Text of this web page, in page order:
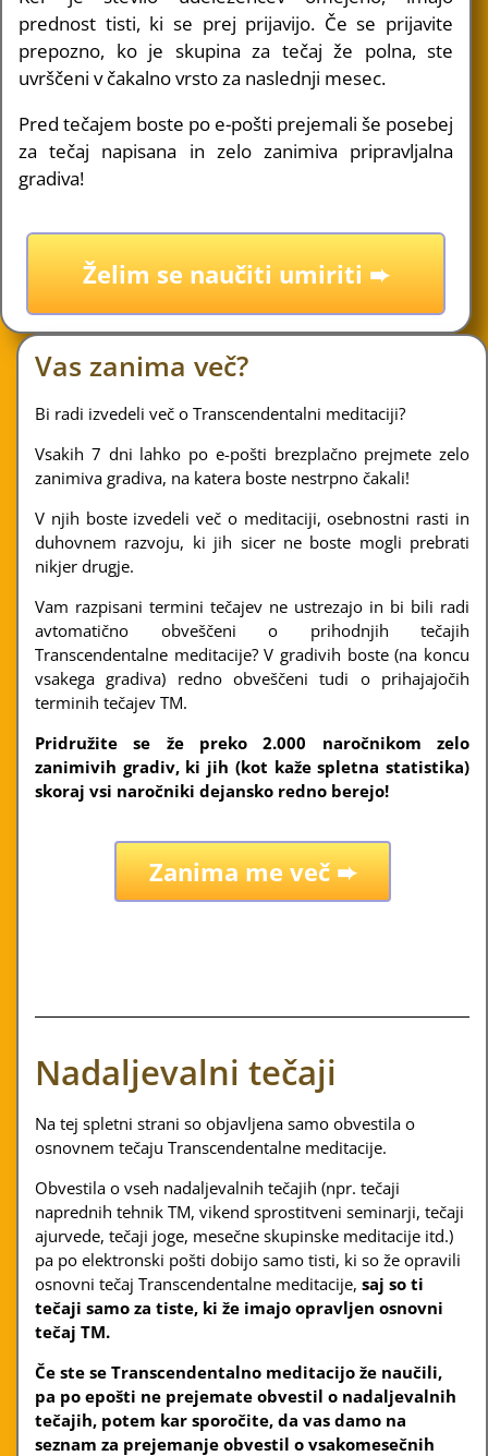
prednost tisti, ki se prej prijavijo. Če se prijavite
prepozno, ko je skupina za tečaj že polna, ste
uvrščeni v čakalno vrsto za naslednji mesec.
Pred tečajem boste po e-pošti prejemali še posebej
za tečaj napisana in zelo zanimiva pripravljalna
gradiva!
Želim se naučiti umiriti ➨
Vas zanima več?
Bi radi izvedeli več o Transcendentalni meditaciji?
Vsakih 7 dni lahko po e-pošti brezplačno prejmete zelo
zanimiva gradiva, na katera boste nestrpno čakali!
V njih boste izvedeli več o meditaciji, osebnostni rasti in
duhovnem razvoju, ki jih sicer ne boste mogli prebrati
nikjer drugje.
Vam razpisani termini tečajev ne ustrezajo in bi bili radi
avtomatično obveščeni o prihodnjih tečajih
Transcendentalne meditacije? V gradivih boste (na koncu
vsakega gradiva) redno obveščeni tudi o prihajajočih
terminih tečajev TM.
Pridružite se že preko 2.000 naročnikom zelo
zanimivih gradiv, ki jih (kot kaže spletna statistika)
skoraj vsi naročniki dejansko redno berejo!
Zanima me več ➨
Nadaljevalni tečaji
Na tej spletni strani so objavljena samo obvestila o
osnovnem tečaju Transcendentalne meditacije.
Obvestila o vseh nadaljevalnih tečajih (npr. tečaji
naprednih tehnik TM, vikend sprostitveni seminarji, tečaji
ajurvede, tečaji joge, mesečne skupinske meditacije itd.)
pa po elektronski pošti dobijo samo tisti, ki so že opravili
osnovni tečaj Transcendentalne meditacije, saj so ti
tečaji samo za tiste, ki že imajo opravljen osnovni
tečaj TM.
Če ste se Transcendentalno meditacijo že naučili,
pa po epošti ne prejemate obvestil o nadaljevalnih
tečajih, potem kar sporočite, da vas damo na
seznam za prejemanje obvestil o vsakomesečnih